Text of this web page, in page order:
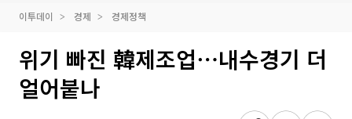
이투데이 경제 경제정책
위기 빠진 韓제조업⋯내수경기 더
얼어붙나